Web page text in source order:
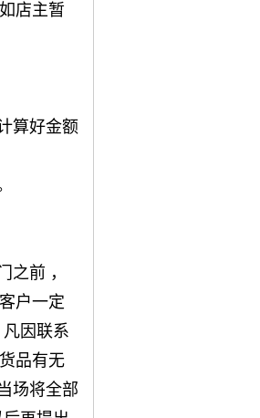
店主暂
算好金额
之前 ，
户一定
因联系
品有无
场将全部